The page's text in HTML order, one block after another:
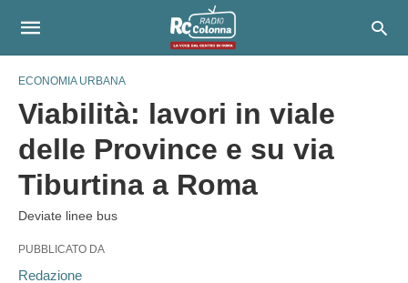
ECONOMIA URBANA
Viabilità: lavori in viale
delle Province e su via
Tiburtina a Roma
Deviate linee bus
PUBBLICATO DA
Redazione